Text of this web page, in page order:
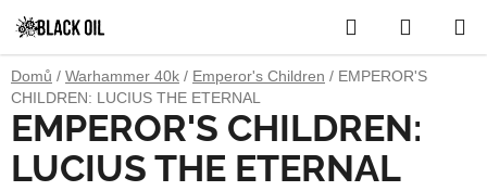
na
obsah
Hledat
KOŠÍK
Domů / Warhammer 40k / Emperor's Children / EMPEROR'S
CHILDREN: LUCIUS THE ETERNAL
EMPEROR'S CHILDREN:
LUCIUS THE ETERNAL